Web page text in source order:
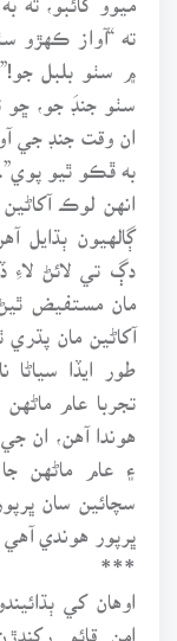
ته “آواز ڪهڙو
۾ سٺو بلبل
سٺو جنڊَ جو، ڇو
ان وقت جنڊ جي
به ڦڪو ٿيو
انهن لوڪ
ڳالهيون ٻڌايل
دڳ تي لائڻ
مان مستفيض
آکاڻين مان پڌري
طور ايڏا سياڻا
تجربا عام
هوندا آهن، ان
۽ عام ماڻهن
سچائين سان
ڀرپور هوندي
***